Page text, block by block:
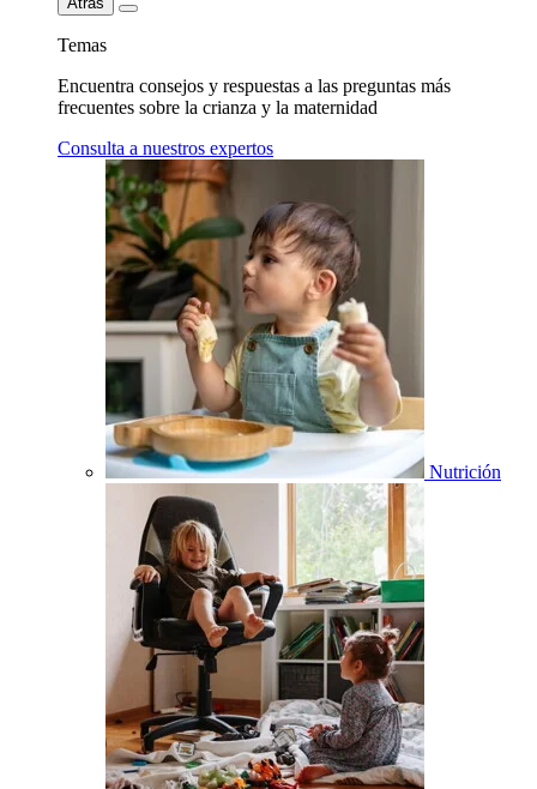
Temas
Encuentra consejos y respuestas a las preguntas más
frecuentes sobre la crianza y la maternidad
Consulta a nuestros expertos
Nutrición